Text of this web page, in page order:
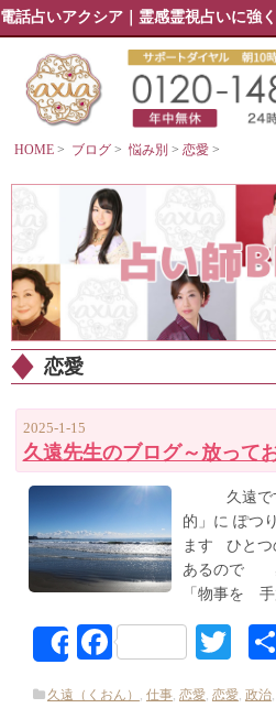
電話占いアクシア｜霊感霊視占いに強
HOME > ブログ > 悩み別 > 恋愛 >
恋愛
2025-1-15
久遠先生のブログ～放って
久遠です
的」に ぽつ
ます ひとつ
あるので
「物事を
ShareFacebook
久遠（くおん） 仕事, 恋愛, 恋愛, 政治,